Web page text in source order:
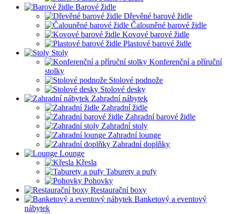
Barové židle
Dřevěné barové židle
Čalouněné barové židle
Kovové barové židle
Plastové barové židle
Stoly
Konferenční a příruční
stolky
Stolové podnože
Stolové desky
Zahradní nábytek
Zahradní židle
Zahradní barové židle
Zahradní stoly
Zahradní lounge
Zahradní doplňky
Lounge
Křesla
Taburety a pufy
Pohovky
Restaurační boxy
Banketový a eventový
nábytek